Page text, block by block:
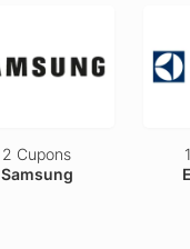
2 Cupons
Samsung